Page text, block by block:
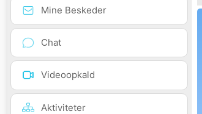
Mine Beskeder
Chat
Videoopkald
Aktiviteter